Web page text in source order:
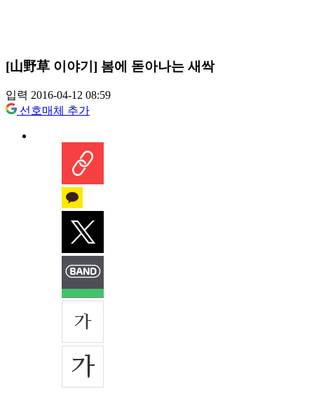
[山野草 이야기] 봄에 돋아나는 새싹
입력 2016-04-12 08:59
선호매체 추가